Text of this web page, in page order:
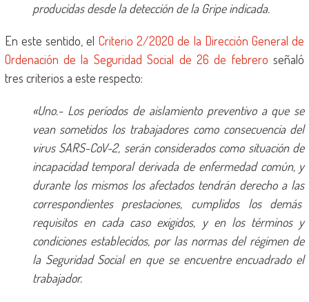
producidas desde la detección de la Gripe indicada.
En este sentido, el Criterio 2/2020 de la Dirección General de
Ordenación de la Seguridad Social de 26 de febrero señaló
tres criterios a este respecto:
«Uno.- Los períodos de aislamiento preventivo a que se
vean sometidos los trabajadores como consecuencia del
virus SARS-CoV-2, serán considerados como situación de
incapacidad temporal derivada de enfermedad común, y
durante los mismos los afectados tendrán derecho a las
correspondientes prestaciones, cumplidos los demás
requisitos en cada caso exigidos, y en los términos y
condiciones establecidos, por las normas del régimen de
la Seguridad Social en que se encuentre encuadrado el
trabajador.